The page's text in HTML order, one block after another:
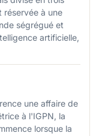
réservée à une
ségrégué et
artificielle,
une affaire de
à l'IGPN, la
lorsque la